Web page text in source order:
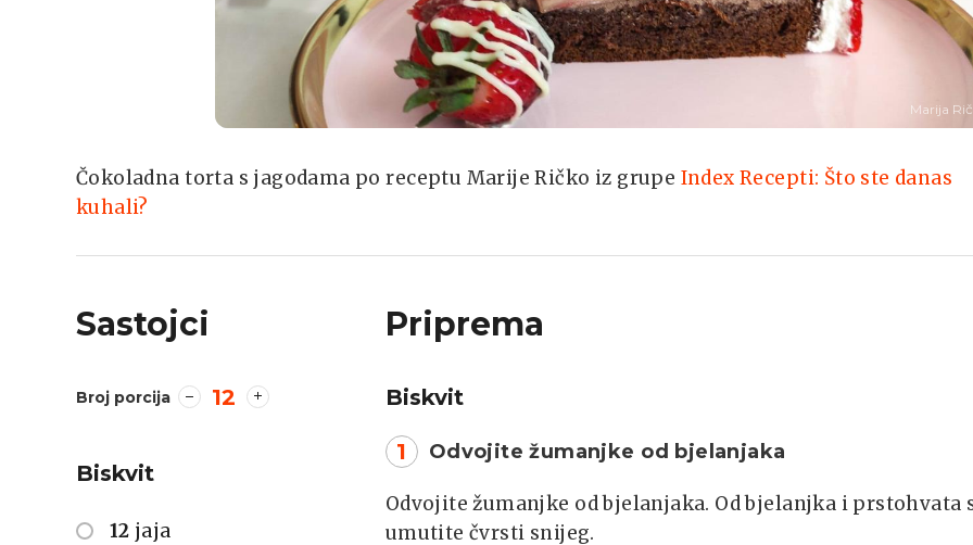
Marija
Čokoladna torta s jagodama po receptu Marije Ričko iz grupe Index Recepti: Što ste danas
kuhali?
Sastojci
Broj porcija 12
Biskvit
12 jaja
Priprema
Biskvit
1 Odvojite žumanjke od bjelanjaka
Odvojite žumanjke od bjelanjaka. Od bjelanjka i prstohvata
umutite čvrsti snijeg.